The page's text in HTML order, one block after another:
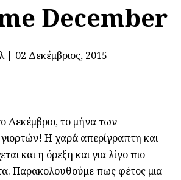
December
| 02 Δεκέμβριος, 2015
Δεκέμβριο, το μήνα των
Η χαρά απερίγραπτη και
και η όρεξη και για λίγο πιο
Παρακολουθούμε πως φέτος μια